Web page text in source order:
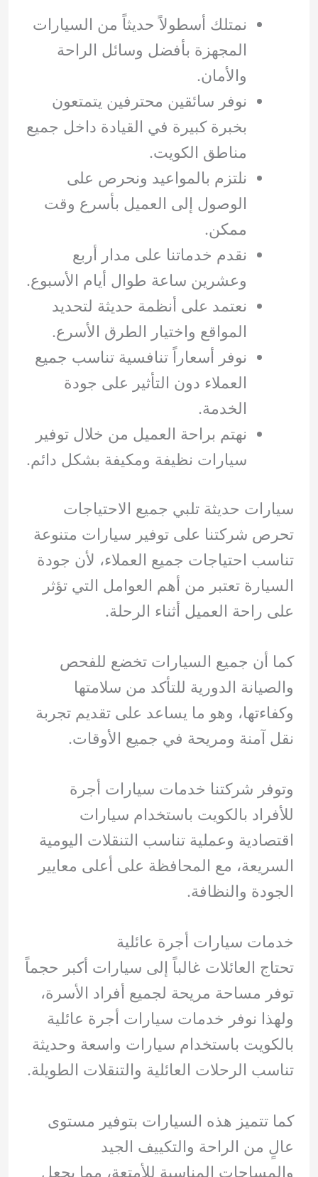
نمتلك أسطولاً حديثاً من السيارات
المجهزة بأفضل وسائل الراحة
والأمان.
نوفر سائقين محترفين يتمتعون
بخبرة كبيرة في القيادة داخل جميع
مناطق الكويت.
نلتزم بالمواعيد ونحرص على
الوصول إلى العميل بأسرع وقت
ممكن.
نقدم خدماتنا على مدار أربع
وعشرين ساعة طوال أيام الأسبوع.
نعتمد على أنظمة حديثة لتحديد
المواقع واختيار الطرق الأسرع.
نوفر أسعاراً تنافسية تناسب جميع
العملاء دون التأثير على جودة
الخدمة.
نهتم براحة العميل من خلال توفير
سيارات نظيفة ومكيفة بشكل دائم.
سيارات حديثة تلبي جميع الاحتياجات
تحرص شركتنا على توفير سيارات متنوعة
تناسب احتياجات جميع العملاء، لأن جودة
السيارة تعتبر من أهم العوامل التي تؤثر
على راحة العميل أثناء الرحلة.
كما أن جميع السيارات تخضع للفحص
والصيانة الدورية للتأكد من سلامتها
وكفاءتها، وهو ما يساعد على تقديم تجربة
نقل آمنة ومريحة في جميع الأوقات.
وتوفر شركتنا خدمات سيارات أجرة
للأفراد بالكويت باستخدام سيارات
اقتصادية وعملية تناسب التنقلات اليومية
السريعة، مع المحافظة على أعلى معايير
الجودة والنظافة.
خدمات سيارات أجرة عائلية
تحتاج العائلات غالباً إلى سيارات أكبر حجماً
توفر مساحة مريحة لجميع أفراد الأسرة،
ولهذا نوفر خدمات سيارات أجرة عائلية
بالكويت باستخدام سيارات واسعة وحديثة
تناسب الرحلات العائلية والتنقلات الطويلة.
كما تتميز هذه السيارات بتوفير مستوى
عالٍ من الراحة والتكييف الجيد
والمساحات المناسبة للأمتعة، مما يجعل